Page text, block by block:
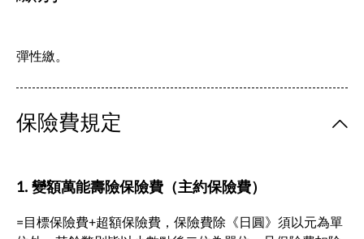
彈性繳。
保險費規定
1. 變額萬能壽險保險費（主約保險費）
=目標保險費+超額保險費，保險費除《日圓》須以元為單